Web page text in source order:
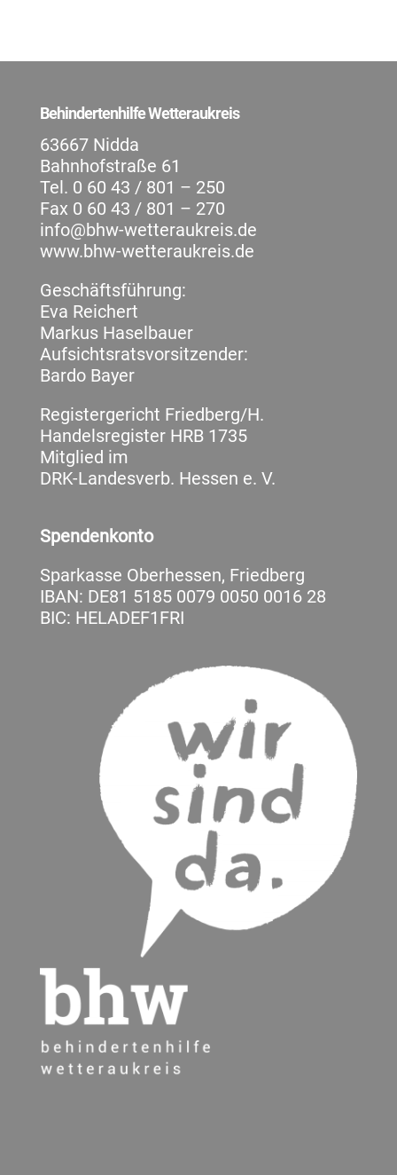
Behindertenhilfe Wetteraukreis
63667 Nidda
Bahnhofstraße 61
Tel. 0 60 43 / 801 – 250
Fax 0 60 43 / 801 – 270
info@bhw-wetteraukreis.de
www.bhw-wetteraukreis.de
Geschäftsführung:
Eva Reichert
Markus Haselbauer
Aufsichtsratsvorsitzender:
Bardo Bayer
Registergericht Friedberg/H.
Handelsregister HRB 1735
Mitglied im
DRK-Landesverb. Hessen e. V.
Spendenkonto
Sparkasse Oberhessen, Friedberg
IBAN: DE81 5185 0079 0050 0016 28
BIC: HELADEF1FRI